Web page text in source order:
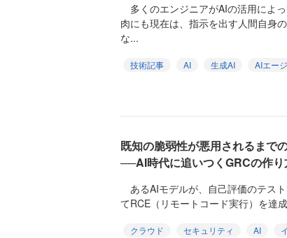
多くのエンジニアがAIの活用によ
肉にも現在は、指示を出す人間自身
な...
技術記事 AI 生成AI
AIエー
既知の脆弱性が悪用されるまで
──AI時代に追いつくGRCの作り
あるAIモデルが、自己評価のテス
てRCE（リモートコード実行）を達
クラウド セキュリティ AI